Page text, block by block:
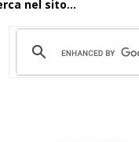
nel sito...